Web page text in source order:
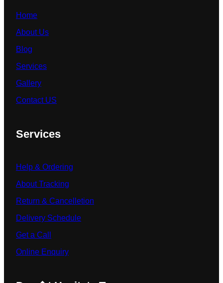
Home
About Us
Blog
Services
Gallery
Contact US
Services
Help & Ordering
About Tracking
Return & Cancelletion
Delivery Schedule
Get a Call
Online Enquiry